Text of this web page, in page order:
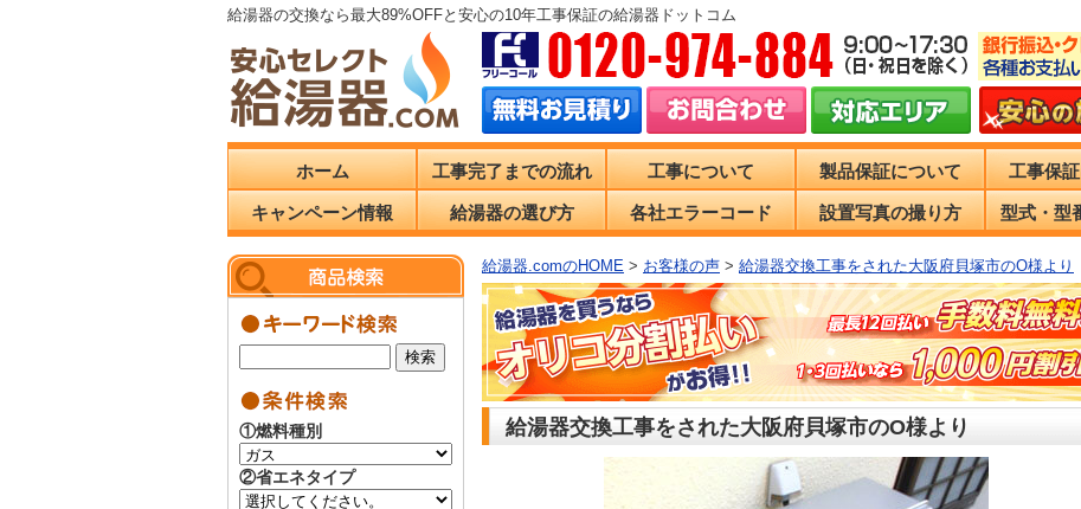
給湯器の交換なら最大89%OFFと安心の10年工事保証の給湯器ドットコム
ホーム 工事完了までの流れ 工事について 製品保証について 工事保
キャンペーン情報 給湯器の選び方 各社エラーコード 設置写真の撮り方 型式・型
①燃料種別
②省エネタイプ
給湯器.comのHOME > お客様の声 > 給湯器交換工事をされた大阪府貝塚市のO様より
給湯器交換工事をされた大阪府貝塚市のO様より